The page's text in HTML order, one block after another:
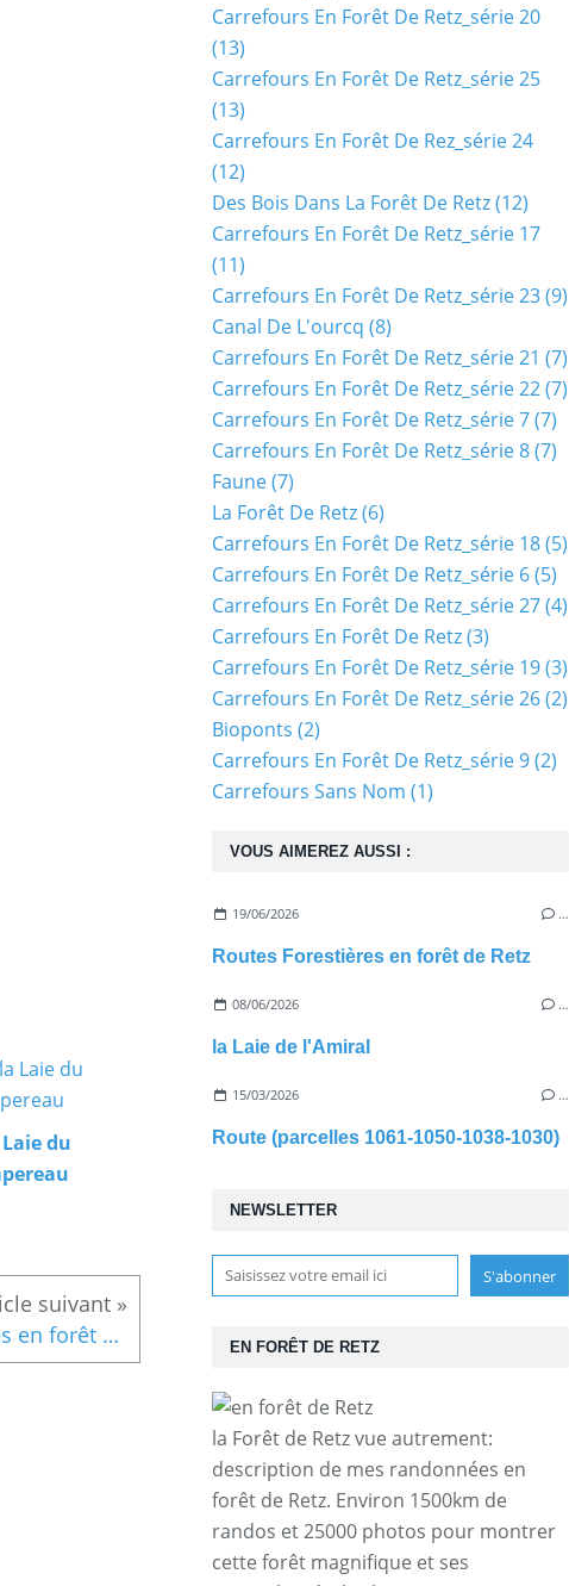
du
Routes Forestières en forêt de Retz
NEWSLETTER
EN FORÊT DE RETZ
la Forêt de Retz vue autrement:
description de mes randonnées en
forêt de Retz. Environ 1500km de
randos et 25000 photos pour montrer
cette forêt magnifique et ses
VOUS AIMEREZ AUSSI :
19/06/2026 …
Routes Forestières en forêt de Retz
08/06/2026 …
la Laie de l'Amiral
15/03/2026 …
Route (parcelles 1061-1050-1038-1030)
Carrefours En Forêt De Retz_série 20
(13)
Carrefours En Forêt De Retz_série 25
(13)
Carrefours En Forêt De Rez_série 24
(12)
Des Bois Dans La Forêt De Retz(12)
Carrefours En Forêt De Retz_série 17
(11)
Carrefours En Forêt De Retz_série 23(9)
Canal De L'ourcq (8)
Carrefours En Forêt De Retz_série 21 (7)
Carrefours En Forêt De Retz_série 22(7)
Carrefours En Forêt De Retz_série 7(7)
Carrefours En Forêt De Retz_série 8(7)
Faune(7)
La Forêt De Retz(6)
Carrefours En Forêt De Retz_série 18(5)
Carrefours En Forêt De Retz_série 6(5)
Carrefours En Forêt De Retz_série 27(4)
Carrefours En Forêt De Retz(3)
Carrefours En Forêt De Retz_série 19(3)
Carrefours En Forêt De Retz_série 26(2)
Bioponts (2)
Carrefours En Forêt De Retz_série 9(2)
Carrefours Sans Nom (1)